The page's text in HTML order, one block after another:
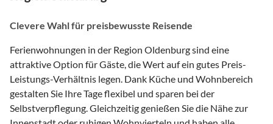
Clevere Wahl für preisbewusste Reisende
Ferienwohnungen in der Region Oldenburg sind eine
attraktive Option für Gäste, die Wert auf ein gutes Preis-
Leistungs-Verhältnis legen. Dank Küche und Wohnbereich
gestalten Sie Ihre Tage flexibel und sparen bei der
Selbstverpflegung. Gleichzeitig genießen Sie die Nähe zur